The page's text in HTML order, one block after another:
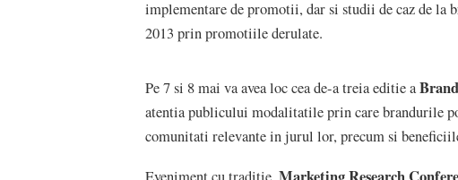
implementare de promotii, dar si studii de caz de la
2013 prin promotiile derulate.
Pe 7 si 8 mai va avea loc cea de-a treia editie a
atentia publicului modalitatile prin care brandurile
comunitati relevante in jurul lor, precum si
Eveniment cu traditie,